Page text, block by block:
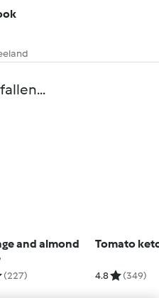
and almond
(227)
Tomato
4.8 (349)